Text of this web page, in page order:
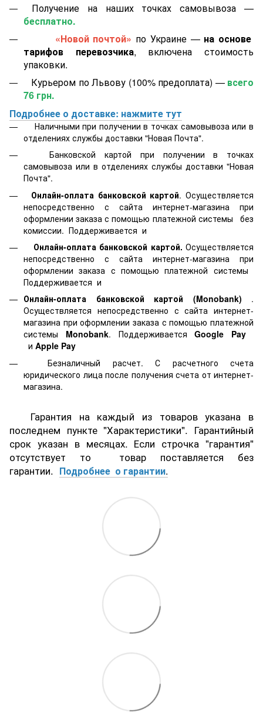
Получение на наших точках самовывоза —
бесплатно.
«Новой почтой» по Украине — на основе
тарифов перевозчика, включена стоимость
упаковки.
Курьером по Львову (100% предоплата) — всего
76 грн.
Подробнее о доставке: нажмите тут
Наличными при получении в точках самовывоза или в
отделениях службы доставки "Новая Почта".
Банковской картой при получении в точках
самовывоза или в отделениях службы доставки "Новая
Почта".
Онлайн-оплата банковской картой. Осуществляется
непосредственно с сайта интернет-магазина при
оформлении заказа с помощью платежной системы
без
комиссии. Поддерживается и
Онлайн-оплата банковской картой. Осуществляется
непосредственно с сайта интернет-магазина при
оформлении заказа с помощью платежной системы
Поддерживается и
Онлайн-оплата банковской картой
(Monobank) .
Осуществляется непосредственно с сайта интернет-
магазина при оформлении заказа с помощью платежной
системы Monobank. ПоддерживаетсяGoogle Pay
и Apple Pay
Безналичный расчет. С расчетного счета
юридического лица после получения счета от интернет-
магазина.
Гарантия на каждый из товаров указана в
последнем пункте "Характеристики". Гарантийный
срок указан в месяцах. Если строчка "гарантия"
отсутствует то товар поставляется без
гарантии. Подробнее о гарантии.